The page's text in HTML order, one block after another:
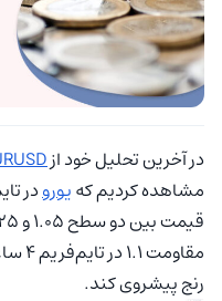
در آخرین تحلیل خود از
مشاهده کردیم کهیورودر
رنج پیشروی کند.